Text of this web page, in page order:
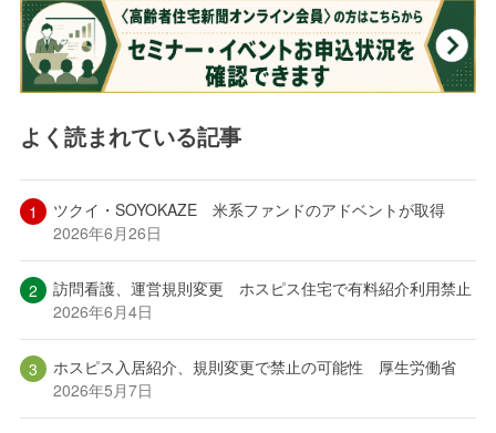
よく読まれている記事
ツクイ・SOYOKAZE 米系ファンドのアドベントが取得
2026年6月26日
訪問看護、運営規則変更 ホスピス住宅で有料紹介利用禁止
2026年6月4日
ホスピス入居紹介、規則変更で禁止の可能性 厚生労働省
2026年5月7日